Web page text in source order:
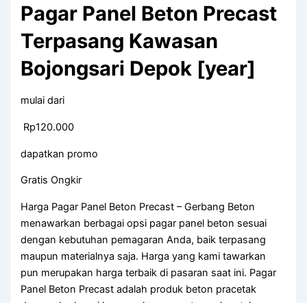
Pagar Panel Beton Precast
Terpasang Kawasan
Bojongsari Depok [year]
mulai dari
Rp120.000
dapatkan promo
Gratis Ongkir
Harga Pagar Panel Beton Precast – Gerbang Beton
menawarkan berbagai opsi pagar panel beton sesuai
dengan kebutuhan pemagaran Anda, baik terpasang
maupun materialnya saja. Harga yang kami tawarkan
pun merupakan harga terbaik di pasaran saat ini. Pagar
Panel Beton Precast adalah produk beton pracetak